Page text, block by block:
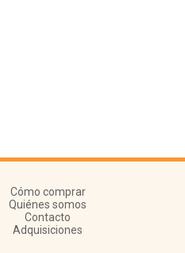
Cómo comprar
Quiénes somos
Contacto
Adquisiciones